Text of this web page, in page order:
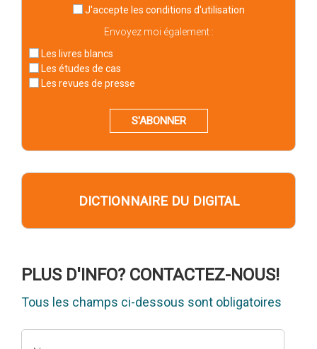
J'accepte les conditions d'utilisation
Envoyez moi également :
Les livres blancs
Les études de cas
Les revues de presse
S'ABONNER
DICTIONNAIRE DU DIGITAL
PLUS D'INFO? CONTACTEZ-NOUS!
Tous les champs ci-dessous sont obligatoires